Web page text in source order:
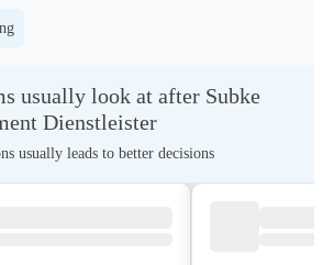
usually look at after Subke
Dienstleister
usually leads to better decisions